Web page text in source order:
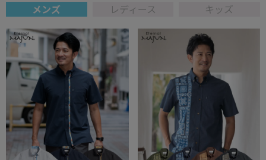
メンズ レディース キッズ